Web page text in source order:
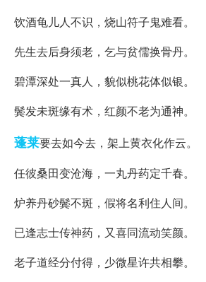
饮酒龟儿人不识，烧山符子鬼难看。
先生去后身须老，乞与贫儒换骨丹。
碧潭深处一真人，貌似桃花体似银。
鬓发未斑缘有术，红颜不老为通神。
蓬莱要去如今去，架上黄衣化作云。
任彼桑田变沧海，一丸丹药定千春。
炉养丹砂鬓不斑，假将名利住人间。
已逢志士传神药，又喜同流动笑颜。
老子道经分付得，少微星许共相攀。